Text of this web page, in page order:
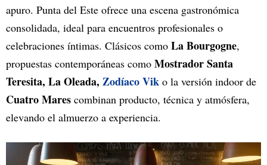
apuro. Punta del Este ofrece una escena gastronómica
consolidada, ideal para encuentros profesionales o
celebraciones íntimas. Clásicos como La Bourgogne,
propuestas contemporáneas como Mostrador Santa
Teresita, La Oleada, Zodíaco Vik o la versión indoor de
Cuatro Mares combinan producto, técnica y atmósfera,
elevando el almuerzo a experiencia.